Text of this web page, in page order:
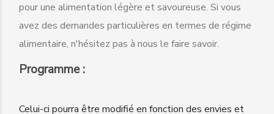
pour une alimentation légère et savoureuse. Si vous
avez des demandes particulières en termes de régime
alimentaire, n'hésitez pas à nous le faire savoir.
Programme :
Celui-ci pourra être modifié en fonction des envies et